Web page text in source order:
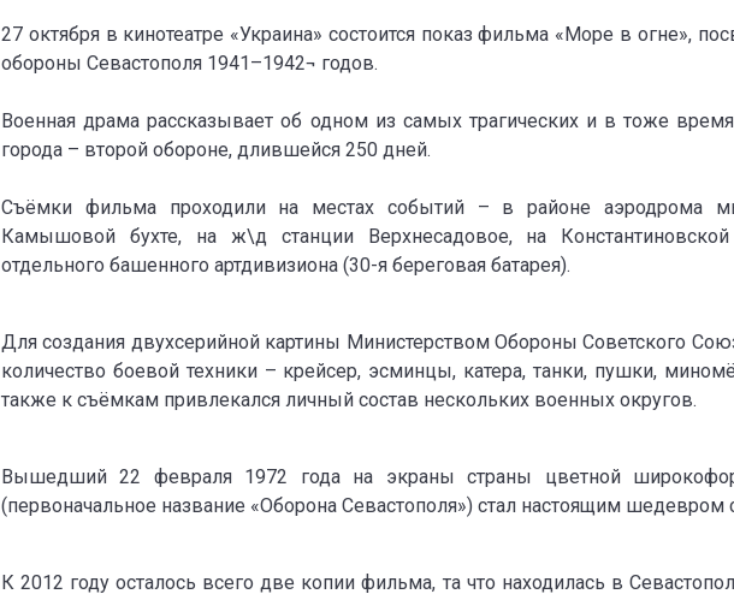
27 октября в кинотеатре «Украина» состоится показ фильма «Море в огне»,
обороны Севастополя 1941–1942¬ годов.
Военная драма рассказывает об одном из самых трагических и в тоже
города – второй обороне, длившейся 250 дней.
Съёмки фильма проходили на местах событий – в районе аэродрома
Камышовой бухте, на ж\д станции Верхнесадовое, на Константиновской
отдельного башенного артдивизиона (30-я береговая батарея).
Для создания двухсерийной картины Министерством Обороны Советского
количество боевой техники – крейсер, эсминцы, катера, танки, пушки,
также к съёмкам привлекался личный состав нескольких военных округов.
Вышедший 22 февраля 1972 года на экраны страны цветной
(первоначальное название «Оборона Севастополя») стал настоящим шедевром
К 2012 году осталось всего две копии фильма, та что находилась в